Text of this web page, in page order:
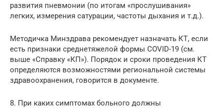
развития пневмонии (по итогам «прослушивания»
легких, измерения сатурации, частоты дыхания и т.д.).
Методичка Минздрава рекомендует назначать КТ, если
есть признаки среднетяжелой формы COVID-19 (см.
выше «Справку «КП»). Порядок и сроки проведения КТ
определяются возможностями региональной системы
здравоохранения, говорится в документе.
8. При каких симптомах больного должны